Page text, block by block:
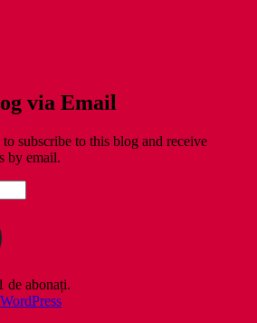
via Email
subscribe to this blog and receive
by email.
de abonați.